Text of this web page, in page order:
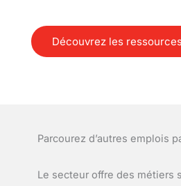
Découvrez les
Parcourez d’autres emplois
Le secteur offre des métiers